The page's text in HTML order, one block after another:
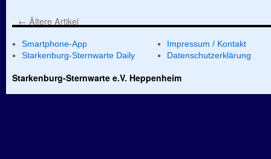
← Ältere Artikel
Smartphone-App
Starkenburg-Sternwarte Daily
Impressum / Kontakt
Datenschutzerklärung
Starkenburg-Sternwarte e.V. Heppenheim